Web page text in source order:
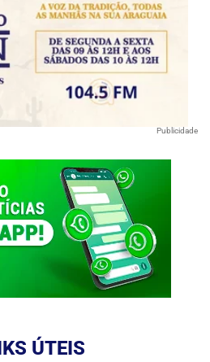
Publicidade
ÚTEIS